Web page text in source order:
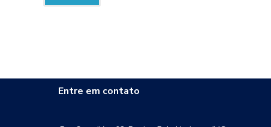
Entre em contato